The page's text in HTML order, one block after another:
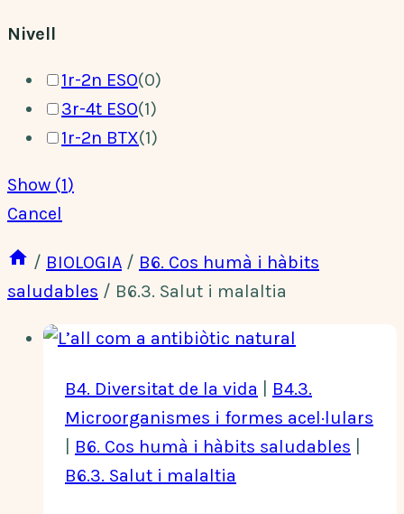
/ BIOLOGIA / B6. Cos humà i hàbits
saludables / B6.3. Salut i malaltia
B4. Diversitat de la vida
B4.3.
Microorganismes i formes acel·lulars
B6. Cos humà i hàbits saludables
B6.3. Salut i malaltia
Nivell
1r-2n ESO(0)
3r-4t ESO(1)
1r-2n BTX(1)
Show (1)
Cancel